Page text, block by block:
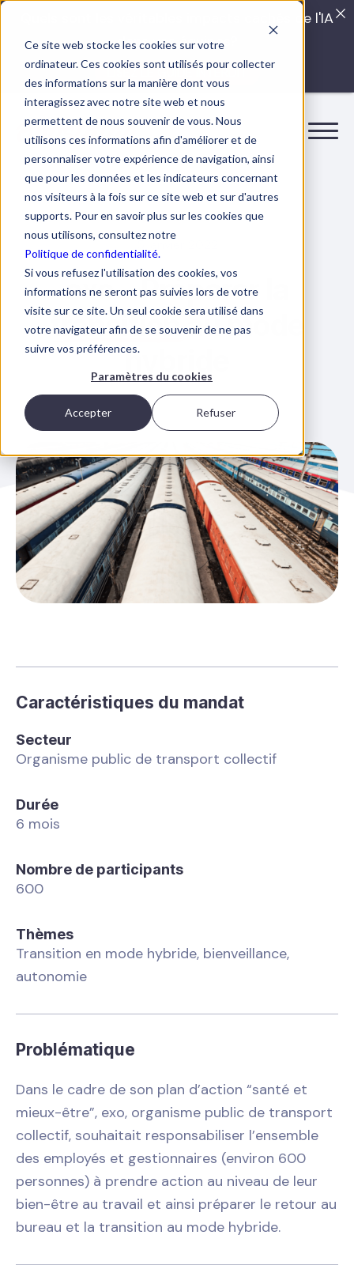
Ce site web stocke les cookies sur votre
ordinateur. Ces cookies sont utilisés pour collecter
des informations sur la manière dont vous
interagissez avec notre site web et nous
permettent de nous souvenir de vous. Nous
utilisons ces informations afin d'améliorer et de
personnaliser votre expérience de navigation, ainsi
que pour les données et les indicateurs concernant
nos visiteurs à la fois sur ce site web et sur d'autres
supports. Pour en savoir plus sur les cookies que
nous utilisons, consultez notre
Politique de confidentialité.
Si vous refusez l'utilisation des cookies, vos
informations ne seront pas suivies lors de votre
visite sur ce site. Un seul cookie sera utilisé dans
votre navigateur afin de se souvenir de ne pas
suivre vos préférences.
Paramètres du cookies
Accepter Refuser
5 janvier 2022
exo–Préparer la
transitionau mode
hybride
Caractéristiques du mandat
Secteur
Organisme public de transport collectif
Durée
6 mois
Nombre de participants
600
Thèmes
Transition en mode hybride, bienveillance,
autonomie
Problématique
Dans le cadre de son plan d’action “santé et
mieux-être”, exo, organisme public de transport
collectif, souhaitait responsabiliser l’ensemble
des employés et gestionnaires (environ 600
personnes) à prendre action au niveau de leur
bien-être au travail et ainsi préparer le retour au
bureau et la transition au mode hybride.
Quels sont les véritables impacts cachés de l'IA
dans vos équipes?
LISEZ LE GUIDE INTERDIT